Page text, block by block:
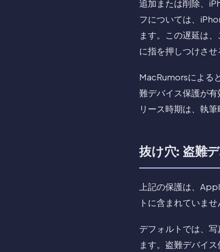
追加または削除、
フについては、
ます。この遅延は
に指を押しつけさ
MacRumorsによる
難デバイス保護が
リース時期は、執
抜け穴: 盗難
上記の保護は、
トに含まれていませ
デフォルトでは、
ます。盗難デバイ